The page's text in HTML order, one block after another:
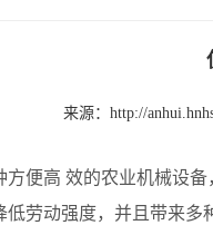
来源： http://
方便高 效的农业机械设
劳动强度，并且带来多